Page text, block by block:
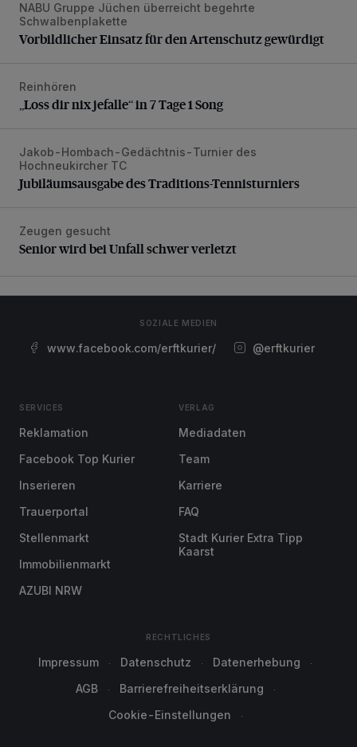
Vorbildlicher Einsatz für den Artenschutz gewürdigt
NABU Gruppe Jüchen überreicht begehrte
Schwalbenplakette
Vorbildlicher Einsatz für den Artenschutz gewürdigt
„Loss dir nix jefalle“ in 7 Tage 1 Song
Reinhören
„Loss dir nix jefalle“ in 7 Tage 1 Song
Jubiläumsausgabe des Traditions-Tennisturniers
Jakob-Hombach-Gedächtnis-Turnier des
Hochneukircher TC
Jubiläumsausgabe des Traditions-Tennisturniers
Senior wird bei Unfall schwer verletzt
Zeugen gesucht
Senior wird bei Unfall schwer verletzt
SOZIALE MEDIEN
www.facebook.com/erftkurier/ @erftkurier
SERVICES
Reklamation
Facebook Top Kurier
Inserieren
Trauerportal
Stellenmarkt
Immobilienmarkt
AZUBI NRW
VERLAG
Mediadaten
Team
Karriere
FAQ
Stadt Kurier Extra Tipp
Kaarst
RECHTLICHES
Impressum Datenschutz
Datenerhebung
AGB
Barrierefreiheitserklärung
Cookie-Einstellungen